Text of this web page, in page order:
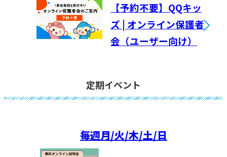
【予約不要】QQキッ
ズ | オンライン保護者
会（ユーザー向け）
定期イベント
毎週月/火/木/土/日